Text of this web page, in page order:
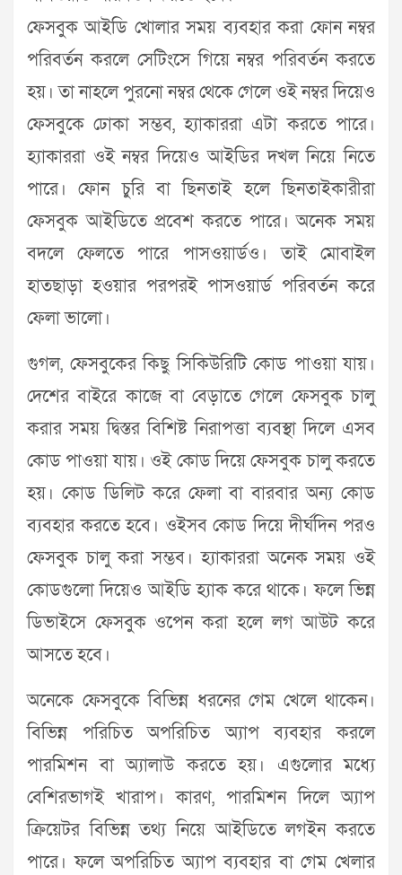
ফেসবুক আইডি খোলার সময় ব্যবহার করা ফোন নম্বর
পরিবর্তন করলে সেটিংসে গিয়ে নম্বর পরিবর্তন করতে
হয়। তা নাহলে পুরনো নম্বর থেকে গেলে ওই নম্বর দিয়েও
ফেসবুকে ঢোকা সম্ভব, হ্যাকাররা এটা করতে পারে।
হ্যাকাররা ওই নম্বর দিয়েও আইডির দখল নিয়ে নিতে
পারে। ফোন চুরি বা ছিনতাই হলে ছিনতাইকারীরা
ফেসবুক আইডিতে প্রবেশ করতে পারে। অনেক সময়
বদলে ফেলতে পারে পাসওয়ার্ডও। তাই মোবাইল
হাতছাড়া হওয়ার পরপরই পাসওয়ার্ড পরিবর্তন করে
ফেলা ভালো।
গুগল, ফেসবুকের কিছু সিকিউরিটি কোড পাওয়া যায়।
দেশের বাইরে কাজে বা বেড়াতে গেলে ফেসবুক চালু
করার সময় দ্বিস্তর বিশিষ্ট নিরাপত্তা ব্যবস্থা দিলে এসব
কোড পাওয়া যায়। ওই কোড দিয়ে ফেসবুক চালু করতে
হয়। কোড ডিলিট করে ফেলা বা বারবার অন্য কোড
ব্যবহার করতে হবে। ওইসব কোড দিয়ে দীর্ঘদিন পরও
ফেসবুক চালু করা সম্ভব। হ্যাকাররা অনেক সময় ওই
কোডগুলো দিয়েও আইডি হ্যাক করে থাকে। ফলে ভিন্ন
ডিভাইসে ফেসবুক ওপেন করা হলে লগ আউট করে
আসতে হবে।
অনেকে ফেসবুকে বিভিন্ন ধরনের গেম খেলে থাকেন।
বিভিন্ন পরিচিত অপরিচিত অ্যাপ ব্যবহার করলে
পারমিশন বা অ্যালাউ করতে হয়। এগুলোর মধ্যে
বেশিরভাগই খারাপ। কারণ, পারমিশন দিলে অ্যাপ
ক্রিয়েটর বিভিন্ন তথ্য নিয়ে আইডিতে লগইন করতে
পারে। ফলে অপরিচিত অ্যাপ ব্যবহার বা গেম খেলার